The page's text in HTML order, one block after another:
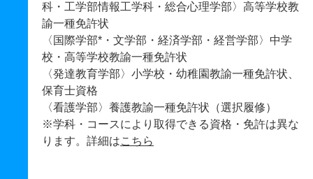
科・工学部情報工学科・総合心理学部〉高等学校教
諭一種免許状
〈国際学部*・文学部・経済学部・経営学部〉中学
校・高等学校教諭一種免許状
〈発達教育学部〉小学校・幼稚園教諭一種免許状、
保育士資格
〈看護学部〉養護教諭一種免許状（選択履修）
※学科・コースにより取得できる資格・免許は異な
ります。詳細はこちら